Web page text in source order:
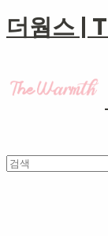
더웜스 |